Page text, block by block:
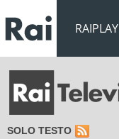
RAIPLAY
SOLO TESTO